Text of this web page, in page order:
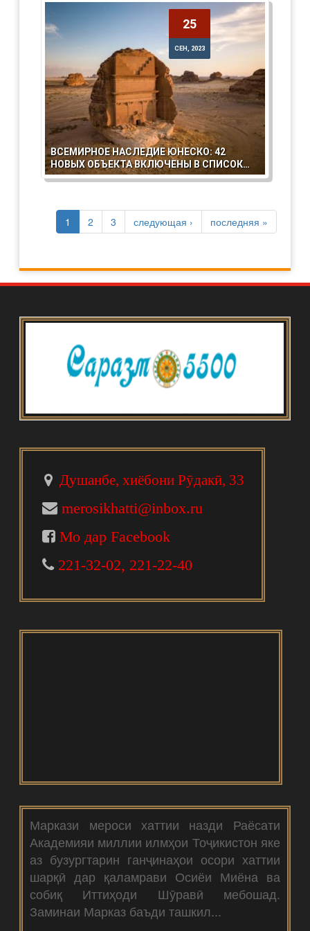
25
СЕН, 2023
25
СЕН, 2023
ВСЕМИРНОЕ НАСЛЕДИЕ ЮНЕСКО: 42
НОВЫХ ОБЪЕКТА ВКЛЮЧЕНЫ В СПИСОК
ВСЕМИРНОГО НАСЛЕДИЯ
СТРАНИЦЫ
1 2 3 следующая › последняя »
Душанбе, хиёбони Рӯдакӣ, 33
merosikhatti@inbox.ru
Мо дар Facebook
221-32-02, 221-22-40
Маркази мероси хаттии назди Раёсати
Академияи миллии илмҳои Тоҷикистон яке
аз бузургтарин ганҷинаҳои осори хаттии
шарқӣ дар қаламрави Осиёи Миёна ва
собиқ Иттиҳоди Шӯравӣ мебошад.
Заминаи Марказ баъди ташкил...